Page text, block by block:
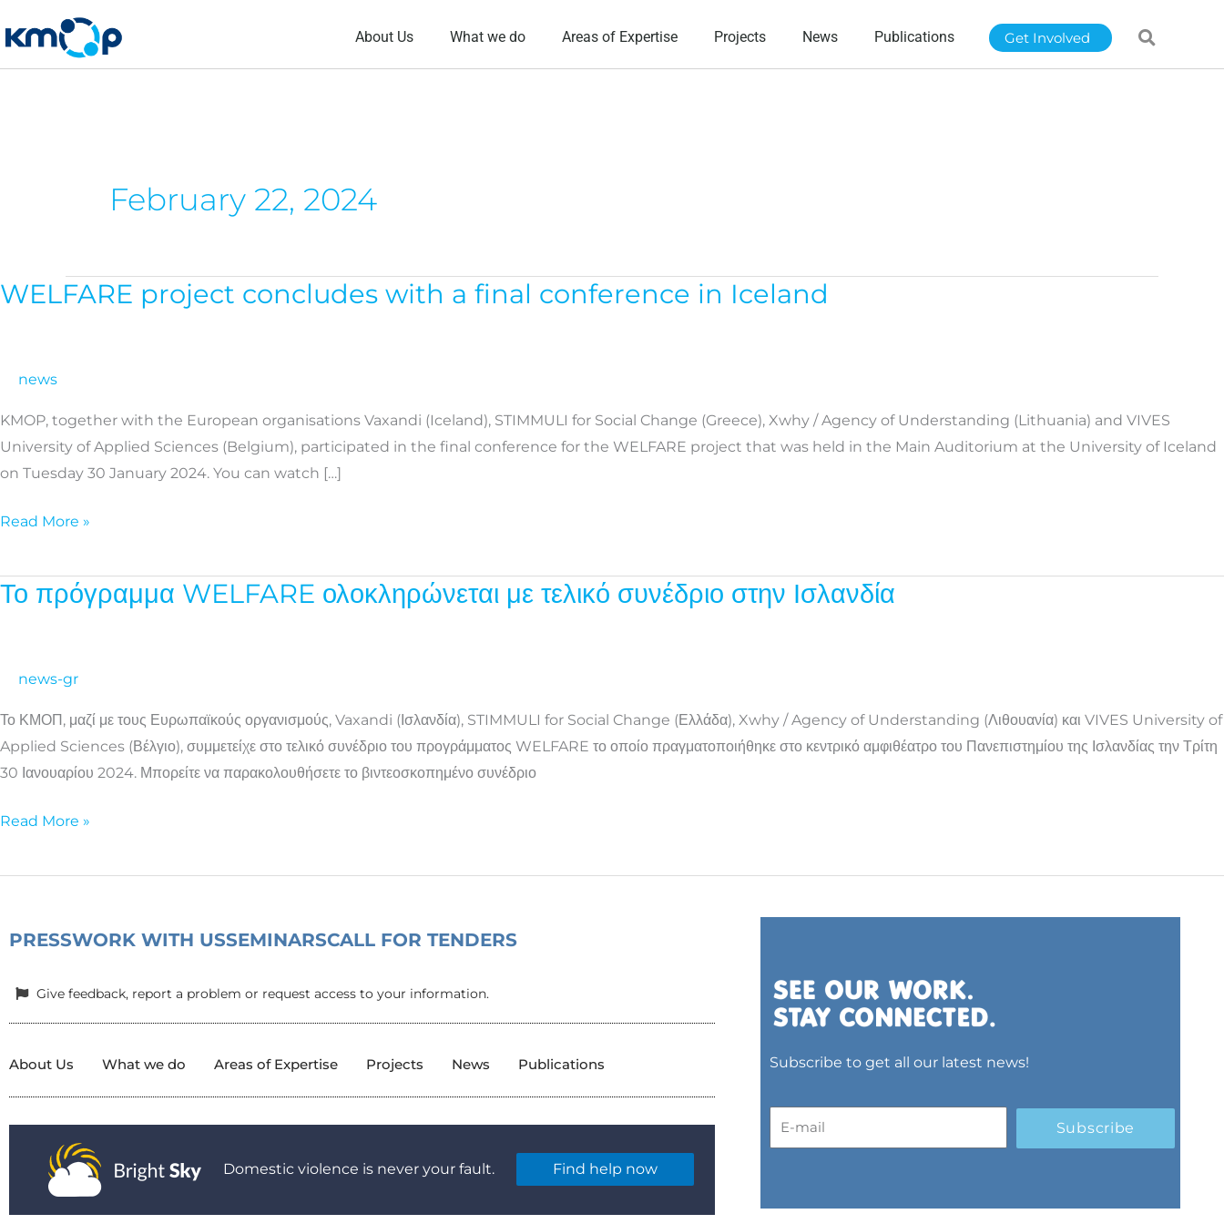
to
content
About Us What we do Areas of Expertise Projects News Publications Get Involved
February 22, 2024
WELFARE project concludes with a final conference in Iceland
news
KMOP, together with the European organisations Vaxandi (Iceland), STIMMULI for Social Change (Greece), Xwhy / Agency of Understanding (Lithuania) and VIVES
University of Applied Sciences (Belgium), participated in the final conference for the WELFARE project that was held in the Main Auditorium at the University of Iceland
on Tuesday 30 January 2024. You can watch […]
WELFARE
final
conference
in
Read More »
Το πρόγραμμα WELFARE ολοκληρώνεται με τελικό συνέδριο στην Ισλανδία
news-gr
Το ΚΜΟΠ, μαζί με τους Ευρωπαϊκούς οργανισμούς, Vaxandi (Ισλανδία), STIMMULI for Social Change (Ελλάδα), Xwhy / Agency of Understanding (Λιθουανία) και VIVES University of
Applied Sciences (Βέλγιο), συμμετείχε στο τελικό συνέδριο του προγράμματος WELFARE το οποίο πραγματοποιήθηκε στο κεντρικό αμφιθέατρο του Πανεπιστημίου της Ισλανδίας την Τρίτη
30 Ιανουαρίου 2024. Μπορείτε να παρακολουθήσετε το βιντεοσκοπημένο συνέδριο
Το
τελικό
συνέδριο
στην
Read More »
PRESSWORK WITH USSEMINARSCALL FOR TENDERS
Give feedback, report a problem or request access to your information.
About Us What we do Areas of Expertise Projects News Publications
Domestic violence is never your fault. Find help now
Subscribe to get all our latest news!
Subscribe